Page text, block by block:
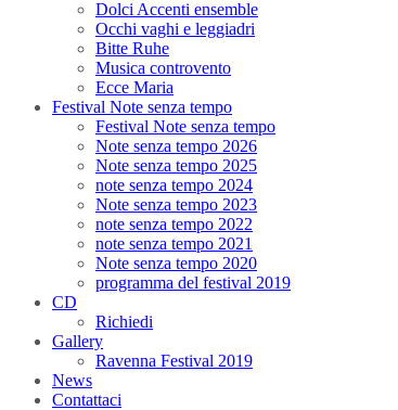
Dolci Accenti ensemble
Occhi vaghi e leggiadri
Bitte Ruhe
Musica controvento
Ecce Maria
Festival Note senza tempo
Festival Note senza tempo
Note senza tempo 2026
Note senza tempo 2025
note senza tempo 2024
Note senza tempo 2023
note senza tempo 2022
note senza tempo 2021
Note senza tempo 2020
programma del festival 2019
CD
Richiedi
Gallery
Ravenna Festival 2019
News
Contattaci